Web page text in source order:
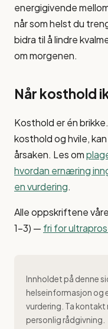
energigivende
når som helst du
bidra til å lindre
om morgenen.
Når kosthold
Kosthold er én
kosthold og hvile,
årsaken. Les om
hvordan ernæring
en vurdering.
Alle oppskriftene
1–3) — fri for
Innholdet på denne
helseinformasjon og
vurdering. Ta
personlig rådgivning.